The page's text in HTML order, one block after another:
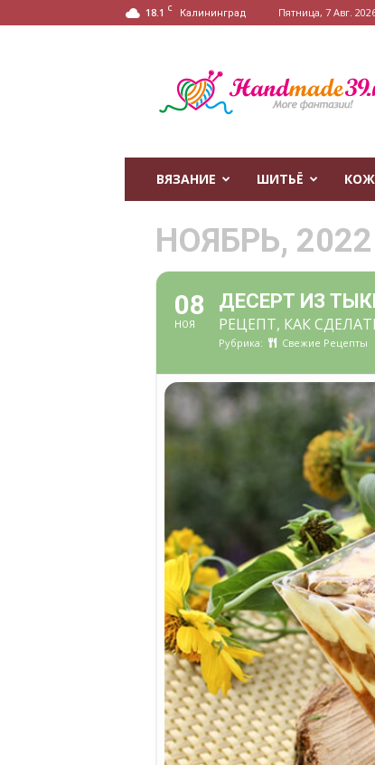
18.1 C Калининград Пятница, 7 Авг.
ВЯЗАНИЕ ШИТЬЁ
НОЯБРЬ, 2022
08
НОЯ
ДЕСЕРТ ИЗ
РЕЦЕПТ, КАК
Рубрика: Свежие Рецепты